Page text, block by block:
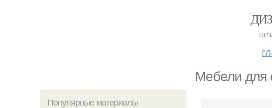
Мебели для
Популярные материалы